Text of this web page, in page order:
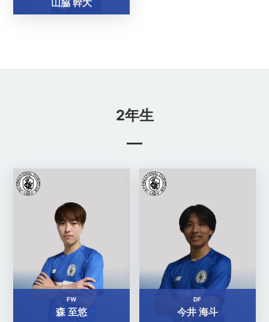
山脇 幹大
2年生
FW
森 至悠
DF
今井 海斗